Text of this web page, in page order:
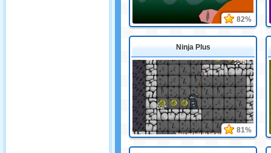
82%
Ninja Plus
81%